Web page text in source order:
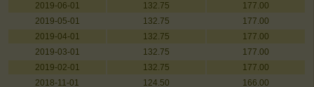
2019-06-01
132.75
177.00
2019-05-01
132.75
177.00
2019-04-01
132.75
177.00
2019-03-01
132.75
177.00
2019-02-01
132.75
177.00
2018-11-01
124.50
166.00